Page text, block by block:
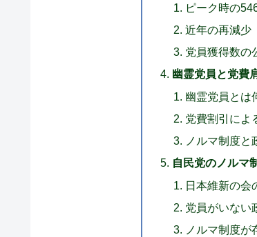
ピーク時の
近年の再減
党員獲得数
幽霊党員と党費
幽霊党員と
党費割引に
ノルマ制度と
自民党のノルマ
日本維新の会
党員がいな
ノルマ制度